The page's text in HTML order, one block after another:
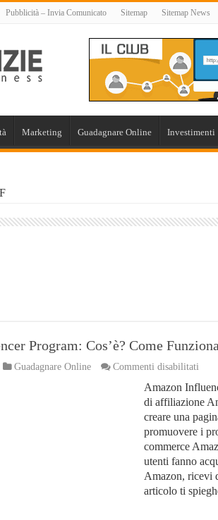
Pubblicità – Invia Comunicato Sitemap Sitemap News
Marketing Guadagnare Online Investimenti
Program: Cos’è? Come
Guadagnare Online Commenti disabilitati
Amazon
di affiliazione
creare una
promuovere i
commerce
utenti fanno
Amazon, ricevi
articolo ti